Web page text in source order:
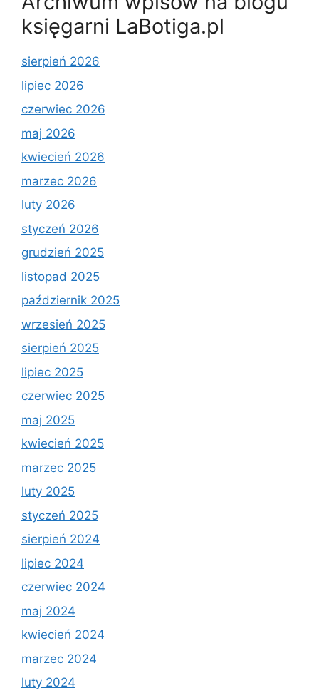
księgarni LaBotiga.pl
sierpień 2026
lipiec 2026
czerwiec 2026
maj 2026
kwiecień 2026
marzec 2026
luty 2026
styczeń 2026
grudzień 2025
listopad 2025
październik 2025
wrzesień 2025
sierpień 2025
lipiec 2025
czerwiec 2025
maj 2025
kwiecień 2025
marzec 2025
luty 2025
styczeń 2025
sierpień 2024
lipiec 2024
czerwiec 2024
maj 2024
kwiecień 2024
marzec 2024
luty 2024